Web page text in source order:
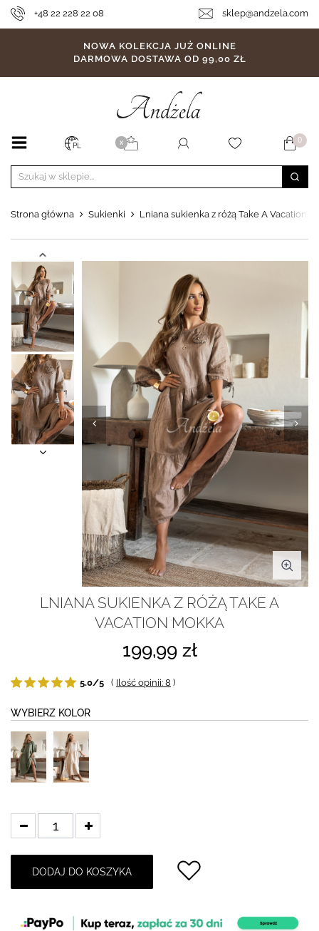
+48 22 228 22 08 sklep@andzela.com
NOWA KOLEKCJA JUŻ ONLINE
DARMOWA DOSTAWA OD 99,00 ZŁ
PL X 0
Strona główna Sukienki Lniana sukienka z różą Take A Vacation
LNIANA SUKIENKA Z RÓŻĄ TAKE A
VACATION MOKKA
199,99 zł
5.0/5 ( Ilość opinii: 8 )
WYBIERZ KOLOR
DODAJ DO KOSZYKA